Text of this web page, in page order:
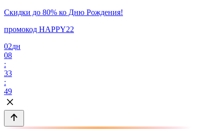
Скидки до 80% ко Дню Рождения!
промокод HAPPY22
02дн
08
:
33
:
49